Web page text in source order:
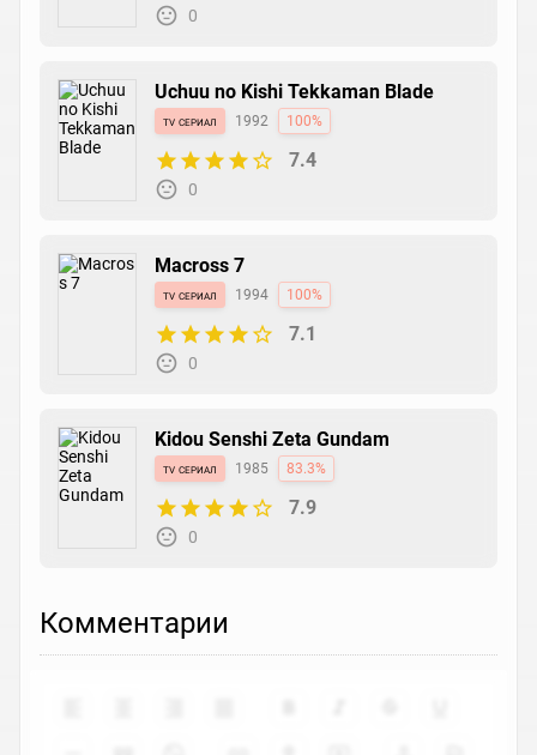
0
Uchuu no Kishi Tekkaman Blade
tv сериал 1992 100%
7.4
0
Macross 7
tv сериал 1994 100%
7.1
0
Kidou Senshi Zeta Gundam
tv сериал 1985 83.3%
7.9
0
Комментарии